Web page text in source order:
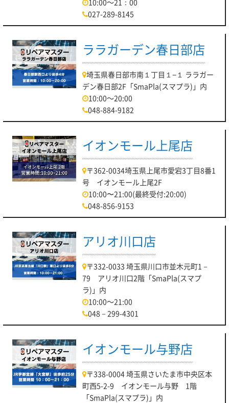
10:00～21：00
027-289-8145
ララガーデン春日部店
埼玉県春日部市南１丁目１−１ ララガー
デン春日部2F「SmaPla(スマプラ)」内
10:00～20:00
048-884-9182
イオンモール上尾店
〒362-0034埼玉県上尾市愛宕3丁目8番1
号 イオンモール上尾2F
10:00〜21:00(最終受付:20:00)
048-856-9153
アリオ川口店
〒332-0033 埼玉県川口市並木元町1－
79 アリオ川口2階「SmaPla(スマプ
ラ)」内
10:00～21:00
048－299-4301
イオンモール与野店
〒338-0004 埼玉県さいたま市中央区本
町西5-2-9 イオンモール与野 1階
「SmaPla(スマプラ)」内